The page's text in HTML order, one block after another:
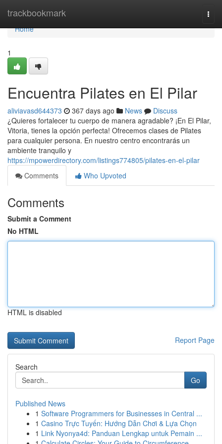
trackbookmark
Home
Home
1
Encuentra Pilates en El Pilar
aliviavasd644373 367 days ago News
Discuss
¿Quieres fortalecer tu cuerpo de manera agradable? ¡En El Pilar,
Vitoria, tienes la opción perfecta! Ofrecemos clases de Pilates
para cualquier persona. En nuestro centro encontrarás un
ambiente tranquilo y
https://mpowerdirectory.com/listings774805/pilates-en-el-pilar
Comments
Who Upvoted
Comments
Submit a Comment
No HTML
HTML is disabled
Report Page
Search
Go
Published News
1 Software Programmers for Businesses in Central ...
1 Casino Trực Tuyến: Hướng Dẫn Chơi & Lựa Chọn
1 Link Nyonya4d: Panduan Lengkap untuk Pemain ...